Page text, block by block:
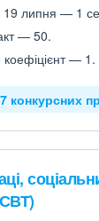
19 липня — 1
— 50.
коефіцієнт — 1.
конкурсних